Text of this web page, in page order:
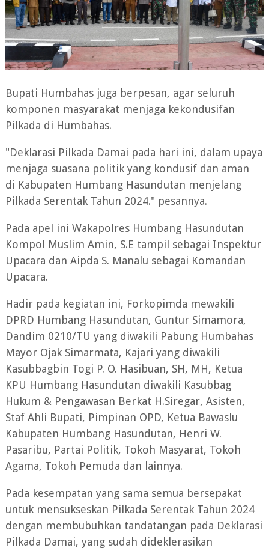
Bupati Humbahas juga berpesan, agar seluruh
komponen masyarakat menjaga kekondusifan
Pilkada di Humbahas.
"Deklarasi Pilkada Damai pada hari ini, dalam upaya
menjaga suasana politik yang kondusif dan aman
di Kabupaten Humbang Hasundutan menjelang
Pilkada Serentak Tahun 2024." pesannya.
Pada apel ini Wakapolres Humbang Hasundutan
Kompol Muslim Amin, S.E tampil sebagai Inspektur
Upacara dan Aipda S. Manalu sebagai Komandan
Upacara.
Hadir pada kegiatan ini, Forkopimda mewakili
DPRD Humbang Hasundutan, Guntur Simamora,
Dandim 0210/TU yang diwakili Pabung Humbahas
Mayor Ojak Simarmata, Kajari yang diwakili
Kasubbagbin Togi P. O. Hasibuan, SH, MH, Ketua
KPU Humbang Hasundutan diwakili Kasubbag
Hukum & Pengawasan Berkat H.Siregar, Asisten,
Staf Ahli Bupati, Pimpinan OPD, Ketua Bawaslu
Kabupaten Humbang Hasundutan, Henri W.
Pasaribu, Partai Politik, Tokoh Masyarat, Tokoh
Agama, Tokoh Pemuda dan lainnya.
Pada kesempatan yang sama semua bersepakat
untuk mensukseskan Pilkada Serentak Tahun 2024
dengan membubuhkan tandatangan pada Deklarasi
Pilkada Damai, yang sudah dideklerasikan